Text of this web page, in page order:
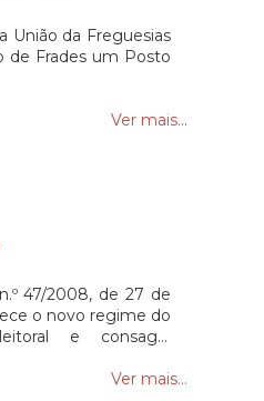
Autenticação de
de Documentos•
União da Freguesias
de Frades um Posto
Ver mais...
47/2008, de 27 de
o novo regime do
e consagra
a actualização
Ver mais...